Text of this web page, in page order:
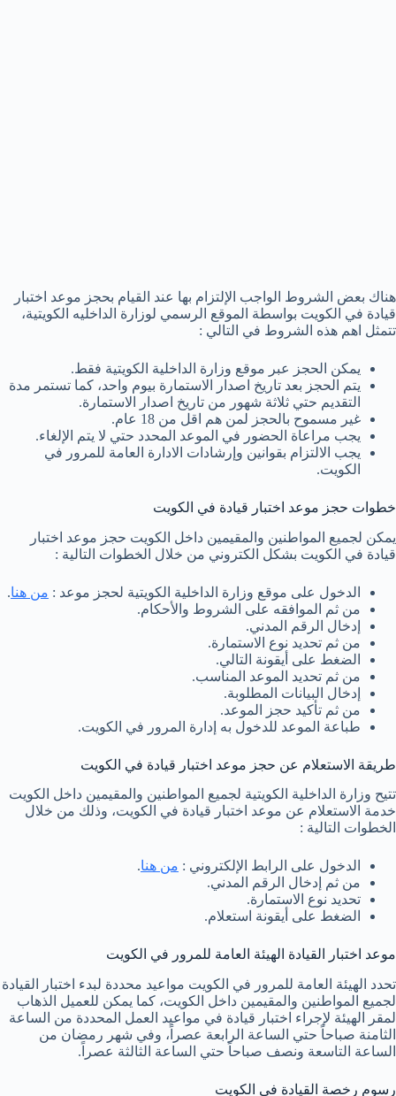
هناك بعض الشروط الواجب الإلتزام بها عند القيام بحجز موعد اختبار
قيادة في الكويت بواسطة الموقع الرسمي لوزارة الداخليه الكويتية،
تتمثل اهم هذه الشروط في التالي :
يمكن الحجز عبر موقع وزارة الداخلية الكويتية فقط.
يتم الحجز بعد تاريخ اصدار الاستمارة بيوم واحد، كما تستمر مدة
التقديم حتي ثلاثة شهور من تاريخ اصدار الاستمارة.
غير مسموح بالحجز لمن هم اقل من 18 عام.
يجب مراعاة الحضور في الموعد المحدد حتي لا يتم الإلغاء.
يجب الالتزام بقوانين وإرشادات الادارة العامة للمرور في
الكويت.
خطوات حجز موعد اختبار قيادة في الكويت
يمكن لجميع المواطنين والمقيمين داخل الكويت حجز موعد اختبار
قيادة في الكويت بشكل الكتروني من خلال الخطوات التالية :
الدخول على موقع وزارة الداخلية الكويتية لحجز موعد : من هنا.
من ثم الموافقه على الشروط والأحكام.
إدخال الرقم المدني.
من ثم تحديد نوع الاستمارة.
الضغط على أيقونة التالي.
من ثم تحديد الموعد المناسب.
إدخال البيانات المطلوبة.
من ثم تأكيد حجز الموعد.
طباعة الموعد للدخول به إدارة المرور في الكويت.
طريقة الاستعلام عن حجز موعد اختبار قيادة في الكويت
تتيح وزارة الداخلية الكويتية لجميع المواطنين والمقيمين داخل الكويت
خدمة الاستعلام عن موعد اختبار قيادة في الكويت، وذلك من خلال
الخطوات التالية :
الدخول على الرابط الإلكتروني : من هنا.
من ثم إدخال الرقم المدني.
تحديد نوع الاستمارة.
الضغط على أيقونة استعلام.
موعد اختبار القيادة الهيئة العامة للمرور في الكويت
تحدد الهيئة العامة للمرور في الكويت مواعيد محددة لبدء اختبار القيادة
لجميع المواطنين والمقيمين داخل الكويت، كما يمكن للعميل الذهاب
لمقر الهيئة لإجراء اختبار قيادة في مواعيد العمل المحددة من الساعة
الثامنة صباحاً حتي الساعة الرابعة عصراً، وفي شهر رمضان من
الساعة التاسعة ونصف صباحاً حتي الساعة الثالثة عصراً.
رسوم رخصة القيادة في الكويت